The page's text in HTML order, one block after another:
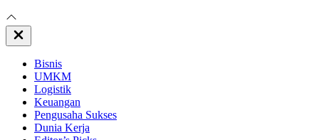
Close
Off
Bisnis
UMKM
Logistik
Keuangan
Pengusaha Sukses
Dunia Kerja